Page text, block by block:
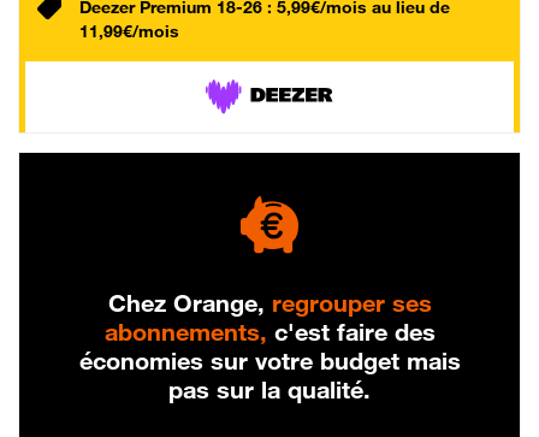
Deezer Premium 18-26 : 5,99€/mois au lieu de
11,99€/mois
Chez Orange, regrouper ses
abonnements, c'est faire des
économies sur votre budget mais
pas sur la qualité.